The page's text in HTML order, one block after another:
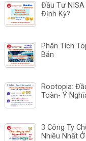
Đầu Tư NISA
Định Kỳ?
Phân Tích
Bản
Rootopia:
Toàn- Ý
3 Công Ty
Nhiều Nhất